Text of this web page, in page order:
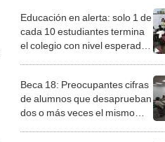
Educación en alerta: solo 1 de
cada 10 estudiantes termina
el colegio con nivel esperado
Beca 18: Preocupantes cifras
de alumnos que desaprueban
dos o más veces el mismo